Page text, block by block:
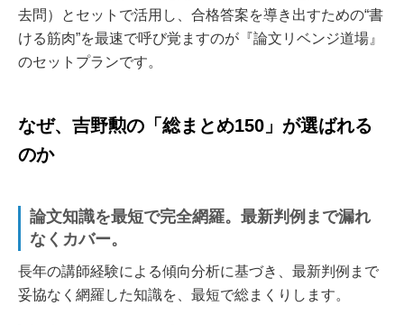
去問）とセットで活用し、合格答案を導き出すための“書
ける筋肉”を最速で呼び覚ますのが『論文リベンジ道場』
のセットプランです。
なぜ、吉野勲の「総まとめ150」が選ばれる
のか
論文知識を最短で完全網羅。最新判例まで漏れ
なくカバー。
長年の講師経験による傾向分析に基づき、最新判例まで
妥協なく網羅した知識を、最短で総まくりします。